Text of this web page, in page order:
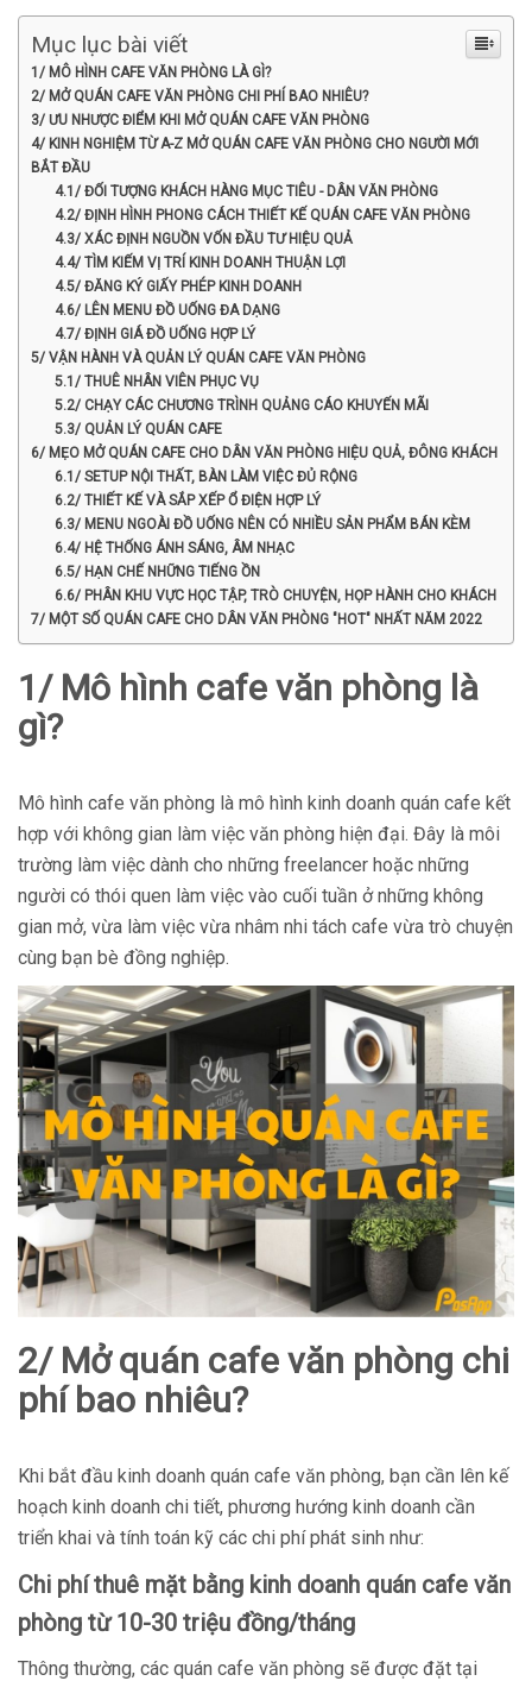
Mục lục bài viết
1/ MÔ HÌNH CAFE VĂN PHÒNG LÀ GÌ?
2/ MỞ QUÁN CAFE VĂN PHÒNG CHI PHÍ BAO NHIÊU?
3/ ƯU NHƯỢC ĐIỂM KHI MỞ QUÁN CAFE VĂN PHÒNG
4/ KINH NGHIỆM TỪ A-Z MỞ QUÁN CAFE VĂN PHÒNG CHO NGƯỜI MỚI
BẮT ĐẦU
4.1/ ĐỐI TƯỢNG KHÁCH HÀNG MỤC TIÊU - DÂN VĂN PHÒNG
4.2/ ĐỊNH HÌNH PHONG CÁCH THIẾT KẾ QUÁN CAFE VĂN PHÒNG
4.3/ XÁC ĐỊNH NGUỒN VỐN ĐẦU TƯ HIỆU QUẢ
4.4/ TÌM KIẾM VỊ TRÍ KINH DOANH THUẬN LỢI
4.5/ ĐĂNG KÝ GIẤY PHÉP KINH DOANH
4.6/ LÊN MENU ĐỒ UỐNG ĐA DẠNG
4.7/ ĐỊNH GIÁ ĐỒ UỐNG HỢP LÝ
5/ VẬN HÀNH VÀ QUẢN LÝ QUÁN CAFE VĂN PHÒNG
5.1/ THUÊ NHÂN VIÊN PHỤC VỤ
5.2/ CHẠY CÁC CHƯƠNG TRÌNH QUẢNG CÁO KHUYẾN MÃI
5.3/ QUẢN LÝ QUÁN CAFE
6/ MẸO MỞ QUÁN CAFE CHO DÂN VĂN PHÒNG HIỆU QUẢ, ĐÔNG KHÁCH
6.1/ SETUP NỘI THẤT, BÀN LÀM VIỆC ĐỦ RỘNG
6.2/ THIẾT KẾ VÀ SẮP XẾP Ổ ĐIỆN HỢP LÝ
6.3/ MENU NGOÀI ĐỒ UỐNG NÊN CÓ NHIỀU SẢN PHẨM BÁN KÈM
6.4/ HỆ THỐNG ÁNH SÁNG, ÂM NHẠC
6.5/ HẠN CHẾ NHỮNG TIẾNG ỒN
6.6/ PHÂN KHU VỰC HỌC TẬP, TRÒ CHUYỆN, HỌP HÀNH CHO KHÁCH
7/ MỘT SỐ QUÁN CAFE CHO DÂN VĂN PHÒNG "HOT" NHẤT NĂM 2022
1/ Mô hình cafe văn phòng là
gì?
Mô hình cafe văn phòng là mô hình kinh doanh quán cafe kết
hợp với không gian làm việc văn phòng hiện đại. Đây là môi
trường làm việc dành cho những freelancer hoặc những
người có thói quen làm việc vào cuối tuần ở những không
gian mở, vừa làm việc vừa nhâm nhi tách cafe vừa trò chuyện
cùng bạn bè đồng nghiệp.
2/ Mở quán cafe văn phòng chi
phí bao nhiêu?
Khi bắt đầu kinh doanh quán cafe văn phòng, bạn cần lên kế
hoạch kinh doanh chi tiết, phương hướng kinh doanh cần
triển khai và tính toán kỹ các chi phí phát sinh như:
Chi phí thuê mặt bằng kinh doanh quán cafe văn
phòng từ 10-30 triệu đồng/tháng
Thông thường, các quán cafe văn phòng sẽ được đặt tại